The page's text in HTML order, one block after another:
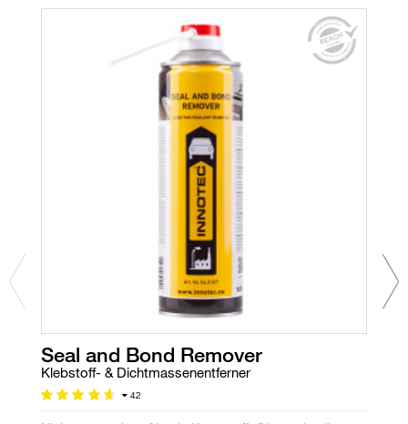
Seal and Bond Remover
Klebstoff- & Dichtmassenentferner
42